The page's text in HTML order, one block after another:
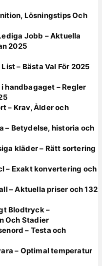
Lösningstips Och
Jobb – Aktuella
2025
– Bästa Val För 2025
handbagaget – Regler
– Krav, Ålder och
– Betydelse, historia och
kläder – Rätt sortering
– Exakt konvertering och
– Aktuella priser och 132
Blodtryck –
Och Stadier
– Testa och
– Optimal temperatur